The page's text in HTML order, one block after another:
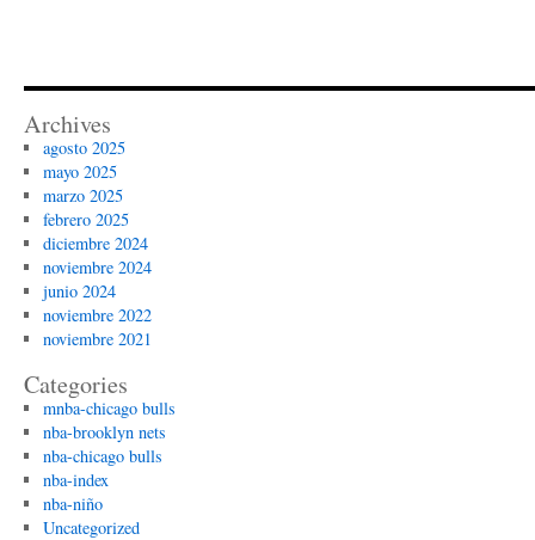
Archives
agosto 2025
mayo 2025
marzo 2025
febrero 2025
diciembre 2024
noviembre 2024
junio 2024
noviembre 2022
noviembre 2021
Categories
mnba-chicago bulls
nba-brooklyn nets
nba-chicago bulls
nba-index
nba-niño
Uncategorized